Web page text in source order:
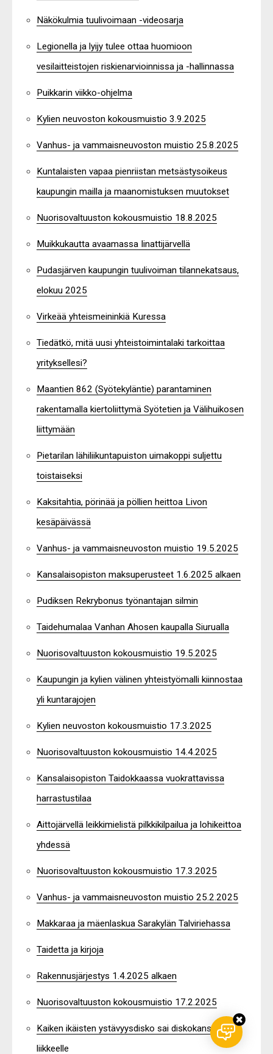
Näkökulmia tuulivoimaan -videosarja
Legionella ja lyijy tulee ottaa huomioon
vesilaitteistojen riskienarvioinnissa ja -hallinnassa
Puikkarin viikko-ohjelma
Kylien neuvoston kokousmuistio 3.9.2025
Vanhus- ja vammaisneuvoston muistio 25.8.2025
Kuntalaisten vapaa pienriistan metsästysoikeus
kaupungin mailla ja maanomistuksen muutokset
Nuorisovaltuuston kokousmuistio 18.8.2025
Muikkukautta avaamassa Iinattijärvellä
Pudasjärven kaupungin tuulivoiman tilannekatsaus,
elokuu 2025
Virkeää yhteismeininkiä Kuressa
Tiedätkö, mitä uusi yhteistoimintalaki tarkoittaa
yrityksellesi?
Maantien 862 (Syötekyläntie) parantaminen
rakentamalla kiertoliittymä Syötetien ja Välihuikosen
liittymään
Pietarilan lähiliikuntapuiston uimakoppi suljettu
toistaiseksi
Kaksitahtia, pörinää ja pöllien heittoa Livon
kesäpäivässä
Vanhus- ja vammaisneuvoston muistio 19.5.2025
Kansalaisopiston maksuperusteet 1.6.2025 alkaen
Pudiksen Rekrybonus työnantajan silmin
Taidehumalaa Vanhan Ahosen kaupalla Siurualla
Nuorisovaltuuston kokousmuistio 19.5.2025
Kaupungin ja kylien välinen yhteistyömalli kiinnostaa
yli kuntarajojen
Kylien neuvoston kokousmuistio 17.3.2025
Nuorisovaltuuston kokousmuistio 14.4.2025
Kansalaisopiston Taidokkaassa vuokrattavissa
harrastustilaa
Aittojärvellä leikkimielistä pilkkikilpailua ja lohikeittoa
yhdessä
Nuorisovaltuuston kokousmuistio 17.3.2025
Vanhus- ja vammaisneuvoston muistio 25.2.2025
Makkaraa ja mäenlaskua Sarakylän Talviriehassa
Taidetta ja kirjoja
Rakennusjärjestys 1.4.2025 alkaen
Nuorisovaltuuston kokousmuistio 17.2.2025
Kaiken ikäisten ystävyysdisko sai diskokansan
liikkeelle